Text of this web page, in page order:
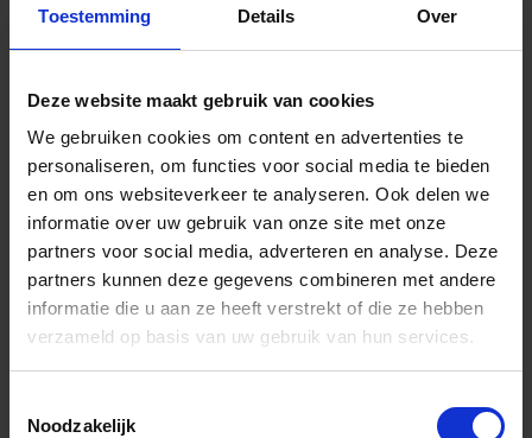
Toestemming Details Over
Deze website maakt gebruik van cookies
We gebruiken cookies om content en advertenties te
personaliseren, om functies voor social media te bieden
en om ons websiteverkeer te analyseren. Ook delen we
informatie over uw gebruik van onze site met onze
partners voor social media, adverteren en analyse. Deze
partners kunnen deze gegevens combineren met andere
informatie die u aan ze heeft verstrekt of die ze hebben
verzameld op basis van uw gebruik van hun services.
Noodzakelijk
GEBR. BODEGRAVEN Paalbeveiliging TV Ø70MM
Niet op voorraad, levertijd 1 tot meerdere werkdagen
Gtin: 8714318059224
Artikelnummer merk: 714920.B001
€ 31,46 incl. BTW
Prijs per 1 Stuk